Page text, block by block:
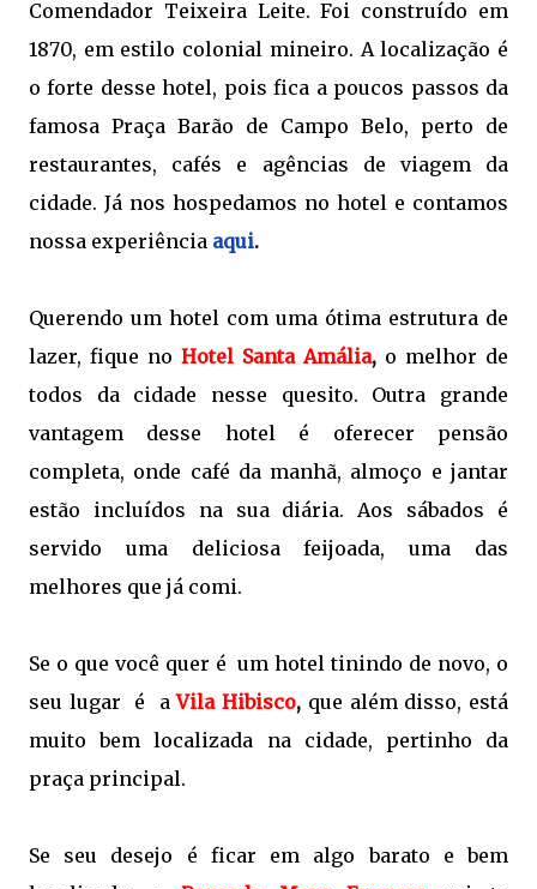
Comendador Teixeira Leite. Foi construído em
1870, em estilo colonial mineiro. A localização é
o forte desse hotel, pois fica a poucos passos da
famosa Praça Barão de Campo Belo, perto de
restaurantes, cafés e agências de viagem da
cidade. Já nos hospedamos no hotel e contamos
nossa experiência aqui.
Querendo um hotel com uma ótima estrutura de
lazer, fique no Hotel Santa Amália, o melhor de
todos da cidade nesse quesito. Outra grande
vantagem desse hotel é oferecer pensão
completa, onde café da manhã, almoço e jantar
estão incluídos na sua diária. Aos sábados é
servido uma deliciosa feijoada, uma das
melhores que já comi.
Se o que você quer é um hotel tinindo de novo, o
seu lugar é
a Vila Hibisco, que além disso, está
muito bem localizada na cidade, pertinho da
praça principal.
Se seu desejo é ficar em algo barato e bem